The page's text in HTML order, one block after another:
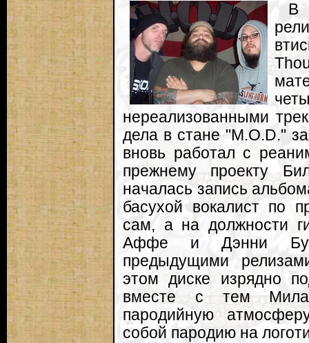
В
нереализованными
дела в стане "M.O.D."
вновь работал с
прежнему проекту
началась запись
басухой вокалист по
сам, а на должности
Аффе и Дэнни
предыдущими
этом диске изрядно
вместе с тем
пародийную
собой пародию на